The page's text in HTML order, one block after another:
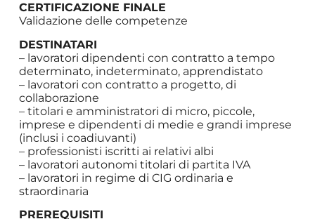
CERTIFICAZIONE FINALE
Validazione delle competenze
DESTINATARI
– lavoratori dipendenti con contratto a tempo
determinato, indeterminato, apprendistato
– lavoratori con contratto a progetto, di
collaborazione
– titolari e amministratori di micro, piccole,
imprese e dipendenti di medie e grandi imprese
(inclusi i coadiuvanti)
– professionisti iscritti ai relativi albi
– lavoratori autonomi titolari di partita IVA
– lavoratori in regime di CIG ordinaria e
straordinaria
PREREQUISITI